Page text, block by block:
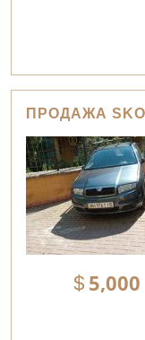
ПРОДАЖА
5,000